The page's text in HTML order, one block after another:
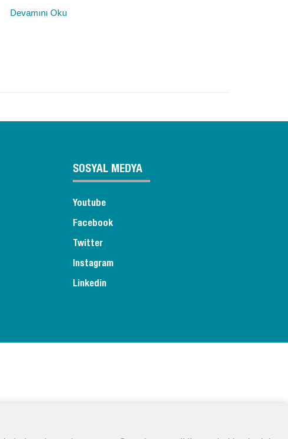
Devamını Oku
SOSYAL MEDYA
Youtube
Facebook
Twitter
Instagram
Linkedin